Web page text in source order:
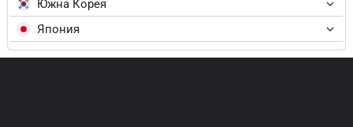
Южна Корея
Япония